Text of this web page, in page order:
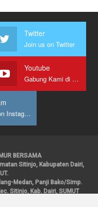
Twitter
Join us on Twitter
Youtube
Gabung Kami di Youtube
Join us on Instagram
BERSAMA
Sitinjo, Kabupaten Dairi,
Medan, Panji Bako/Simp.
Sitinjo, Kab. Dairi, SUMUT